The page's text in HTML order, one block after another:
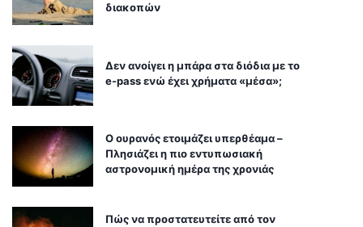
διακοπών
Δεν ανοίγει η μπάρα στα διόδια με το
e-pass ενώ έχει χρήματα «μέσα»;
Ο ουρανός ετοιμάζει υπερθέαμα –
Πλησιάζει η πιο εντυπωσιακή
αστρονομική ημέρα της χρονιάς
Πώς να προστατευτείτε από τον